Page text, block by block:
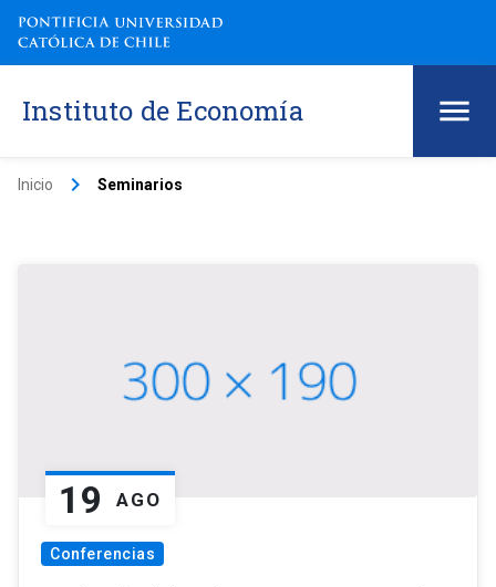
Instituto de Economía
Inicio keyboard_arrow_right Seminarios
19 AGO
Conferencias